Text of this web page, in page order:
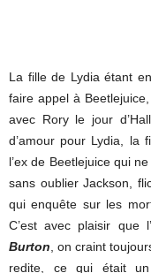
La fille de Lydia étant
faire appel à
avec Rory le jour
d’amour pour Lydia, la
l’ex de Beetlejuice qui
sans oublier Jackson,
qui enquête sur les
C’est avec plaisir que
Burton , on craint
redite, ce qui était